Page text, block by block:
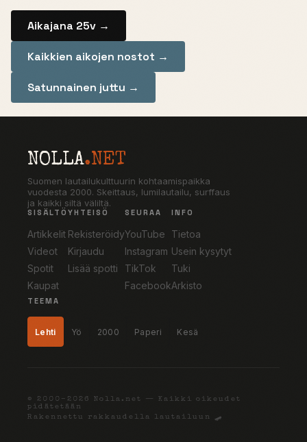
Aikajana 25v →
Kaikkien aikojen nostot →
Satunnainen juttu →
NOLLA.NET
Suomen lautailukulttuurin kohtaamispaikka
vuodesta 2000. Skeittaus, lumilautailu, surffaus
ja kaikki siltä väliltä.
SISÄLTÖ
Artikkelit
Videot
Spotit
Kaupat
YHTEISÖ
Rekisteröidy
Kirjaudu
Lisää spotti
SEURAA
YouTube
Instagram
TikTok
Facebook
INFO
Tietoa
Usein kysytyt
Tuki
Arkisto
TEEMA
Lehti Yö 2000 Paperi Kesä
© 2000–2026 Nolla.net — Kaikki oikeudet
pidätetään
Rakennettu rakkaudella lautailuun 🛹